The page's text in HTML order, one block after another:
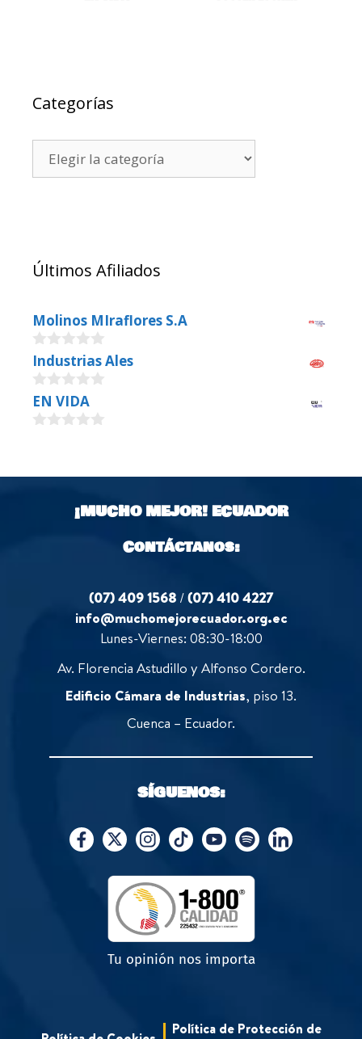
Categorías
Últimos Afiliados
Molinos MIraflores S.A
0
o
u
t
o
f
Industrias Ales
0
o
u
5
EN VIDA
t
¡MUCHO MEJOR!ECUADOR
Contáctanos:
(07) 409 1568 /(07) 410 4227
info@muchomejorecuador.org.ec
Lunes-Viernes: 08:30-18:00
Av. Florencia Astudillo y Alfonso Cordero.
Edificio Cámara de Industrias, piso 13.
Cuenca – Ecuador.
SÍGUENOS:
Tu opinión nos importa
Política de Protección de